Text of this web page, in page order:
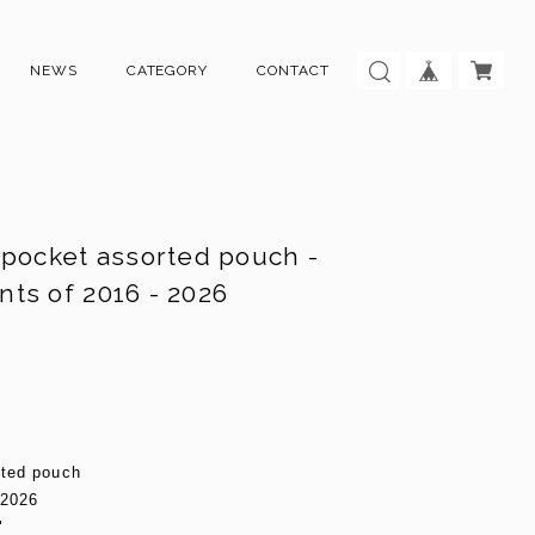
NEWS CATEGORY CONTACT
assorted pouch -
of 2016 - 2026
pouch